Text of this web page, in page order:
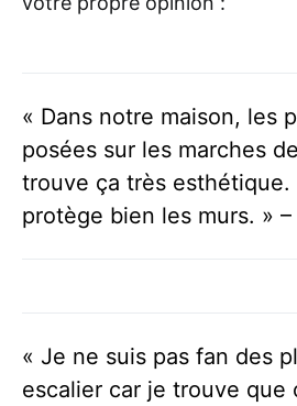
« Dans notre maison, les
posées sur les marches
trouve ça très esthétique.
protège bien les murs. » –
« Je ne suis pas fan des
escalier car je trouve que